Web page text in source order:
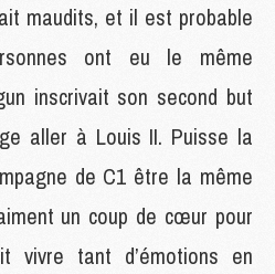
maudits, et il est probable
ont eu le même
inscrivait son second but
aller à Louis II. Puisse la
de C1 être la même
un coup de cœur pour
vivre tant d’émotions en